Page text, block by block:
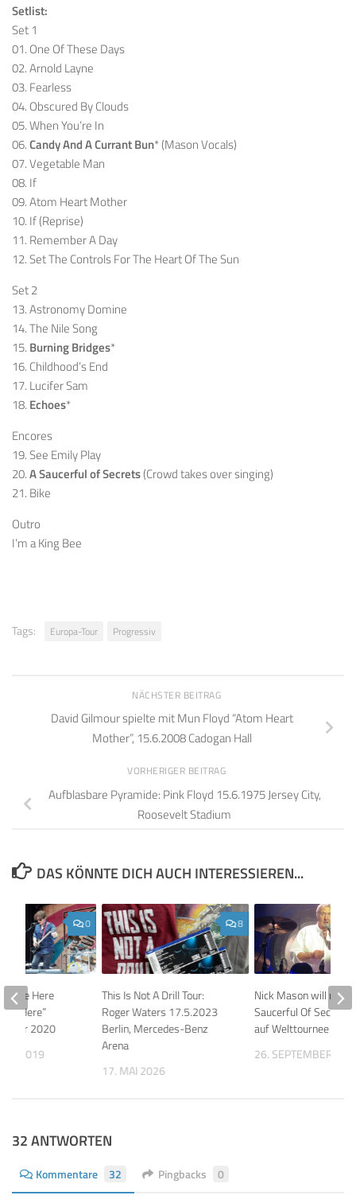
Setlist:
Set 1
01. One Of These Days
02. Arnold Layne
03. Fearless
04. Obscured By Clouds
05. When You’re In
06.Candy And A Currant Bun* (Mason Vocals)
07. Vegetable Man
08. If
09. Atom Heart Mother
10. If (Reprise)
11. Remember A Day
12. Set The Controls For The Heart Of The Sun
Set 2
13. Astronomy Domine
14. The Nile Song
15. Burning Bridges*
16. Childhood’s End
17. Lucifer Sam
18. Echoes*
Encores
19. See Emily Play
20.A Saucerful of Secrets(Crowd takes over singing)
21. Bike
Outro
I’m a King Bee
Tags: Europa-Tour Progressiv
NÄCHSTER BEITRAG
David Gilmour spielte mit Mun Floyd “Atom Heart
Mother”, 15.6.2008 Cadogan Hall
VORHERIGER BEITRAG
Aufblasbare Pyramide: Pink Floyd 15.6.1975 Jersey City,
Roosevelt Stadium
DAS KÖNNTE DICH AUCH INTERESSIEREN...
8
This Is Not A Drill Tour:
Roger Waters 17.5.2023
Berlin, Mercedes-Benz
Arena
17. MAI 2026
Nick Mason will mit
Saucerful Of Secrets
auf Welttournee
26. SEPTEMBER
0
Here
Here”
Tour 2020
2019
32 ANTWORTEN
Kommentare 32 Pingbacks 0